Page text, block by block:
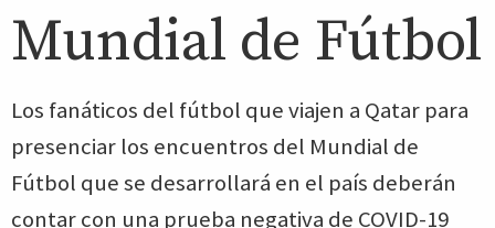
Mundial de Fútbol
Los fanáticos del fútbol que viajen a Qatar para
presenciar los encuentros del Mundial de
Fútbol que se desarrollará en el país deberán
contar con una prueba negativa de COVID-19